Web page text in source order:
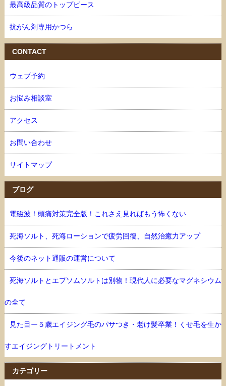
最高級品質のトップピース
抗がん剤専用かつら
CONTACT
ウェブ予約
お悩み相談室
アクセス
お問い合わせ
サイトマップ
ブログ
電磁波！頭痛対策完全版！これさえ見ればもう怖くない
死海ソルト、死海ローションで疲労回復、自然治癒力アップ
今後のネット通販の運営について
死海ソルトとエプソムソルトは別物！現代人に必要なマグネシウム
の全て
見た目ー５歳エイジング毛のパサつき・老け髪卒業！くせ毛を生か
すエイジングトリートメント
カテゴリー